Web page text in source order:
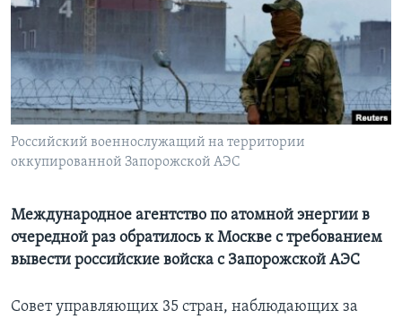
Learning English
СОЦИАЛЬНЫЕ СЕТИ
Языки
Российский военнослужащий на территории
оккупированной Запорожской АЭС
Международное агентство по атомной энергии в
очередной раз обратилось к Москве с требованием
вывести российские войска с Запорожской АЭС
Совет управляющих 35 стран, наблюдающих за